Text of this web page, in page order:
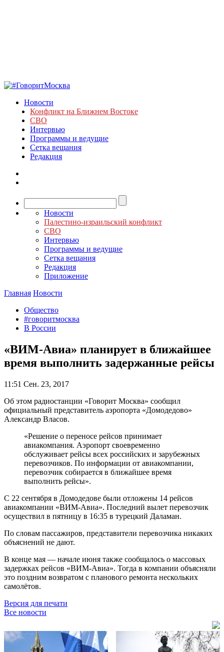
Новости
Конфликт на Ближнем Востоке
СВО
Интервью
Программы и ведущие
Сетка вещания
Редакция
Новости
Палестино-израильский конфликт
СВО
Интервью
Программы и ведущие
Сетка вещания
Редакция
Приложение
Главная Новости
Общество
#говоритмосква
В России
«ВИМ-Авиа» планирует в ближайшее
время выполнить задержанные рейсы
11:51 Сен. 23, 2017
Об этом радиостанции «Говорит Москва» сообщил
официальный представитель аэропорта «Домодедово»
Александр Власов.
«Решение о переносе рейсов принимает
авиакомпания. Аэропорт своевременно
обслуживает рейсы всех российских и зарубежных
перевозчиков. По информации от авиакомпании,
перевозчик собирается в ближайшее время
выполнить рейсы».
С 22 сентября в Домодедове были отложены 14 рейсов
авиакомпании «ВИМ-Авиа». Последний вылет перевозчик
осуществил в пятницу в 16:35 в турецкий Даламан.
По словам пассажиров, представители перевозчика никаких
объяснений не дают.
В конце мая — начале июня также сообщалось о массовых
задержках рейсов «ВИМ-Авиа». Тогда в компании объясняли
это поздним возвратом с планового ремонта нескольких
самолётов.
Версия для печати
Все новости